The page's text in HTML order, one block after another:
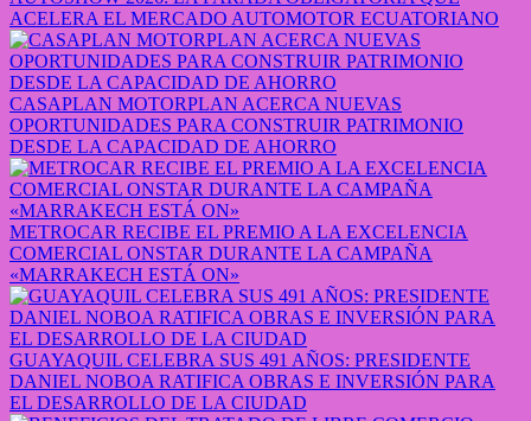
ACELERA EL MERCADO AUTOMOTOR ECUATORIANO
CASAPLAN MOTORPLAN ACERCA NUEVAS
OPORTUNIDADES PARA CONSTRUIR PATRIMONIO
DESDE LA CAPACIDAD DE AHORRO
METROCAR RECIBE EL PREMIO A LA EXCELENCIA
COMERCIAL ONSTAR DURANTE LA CAMPAÑA
«MARRAKECH ESTÁ ON»
GUAYAQUIL CELEBRA SUS 491 AÑOS: PRESIDENTE
DANIEL NOBOA RATIFICA OBRAS E INVERSIÓN PARA
EL DESARROLLO DE LA CIUDAD